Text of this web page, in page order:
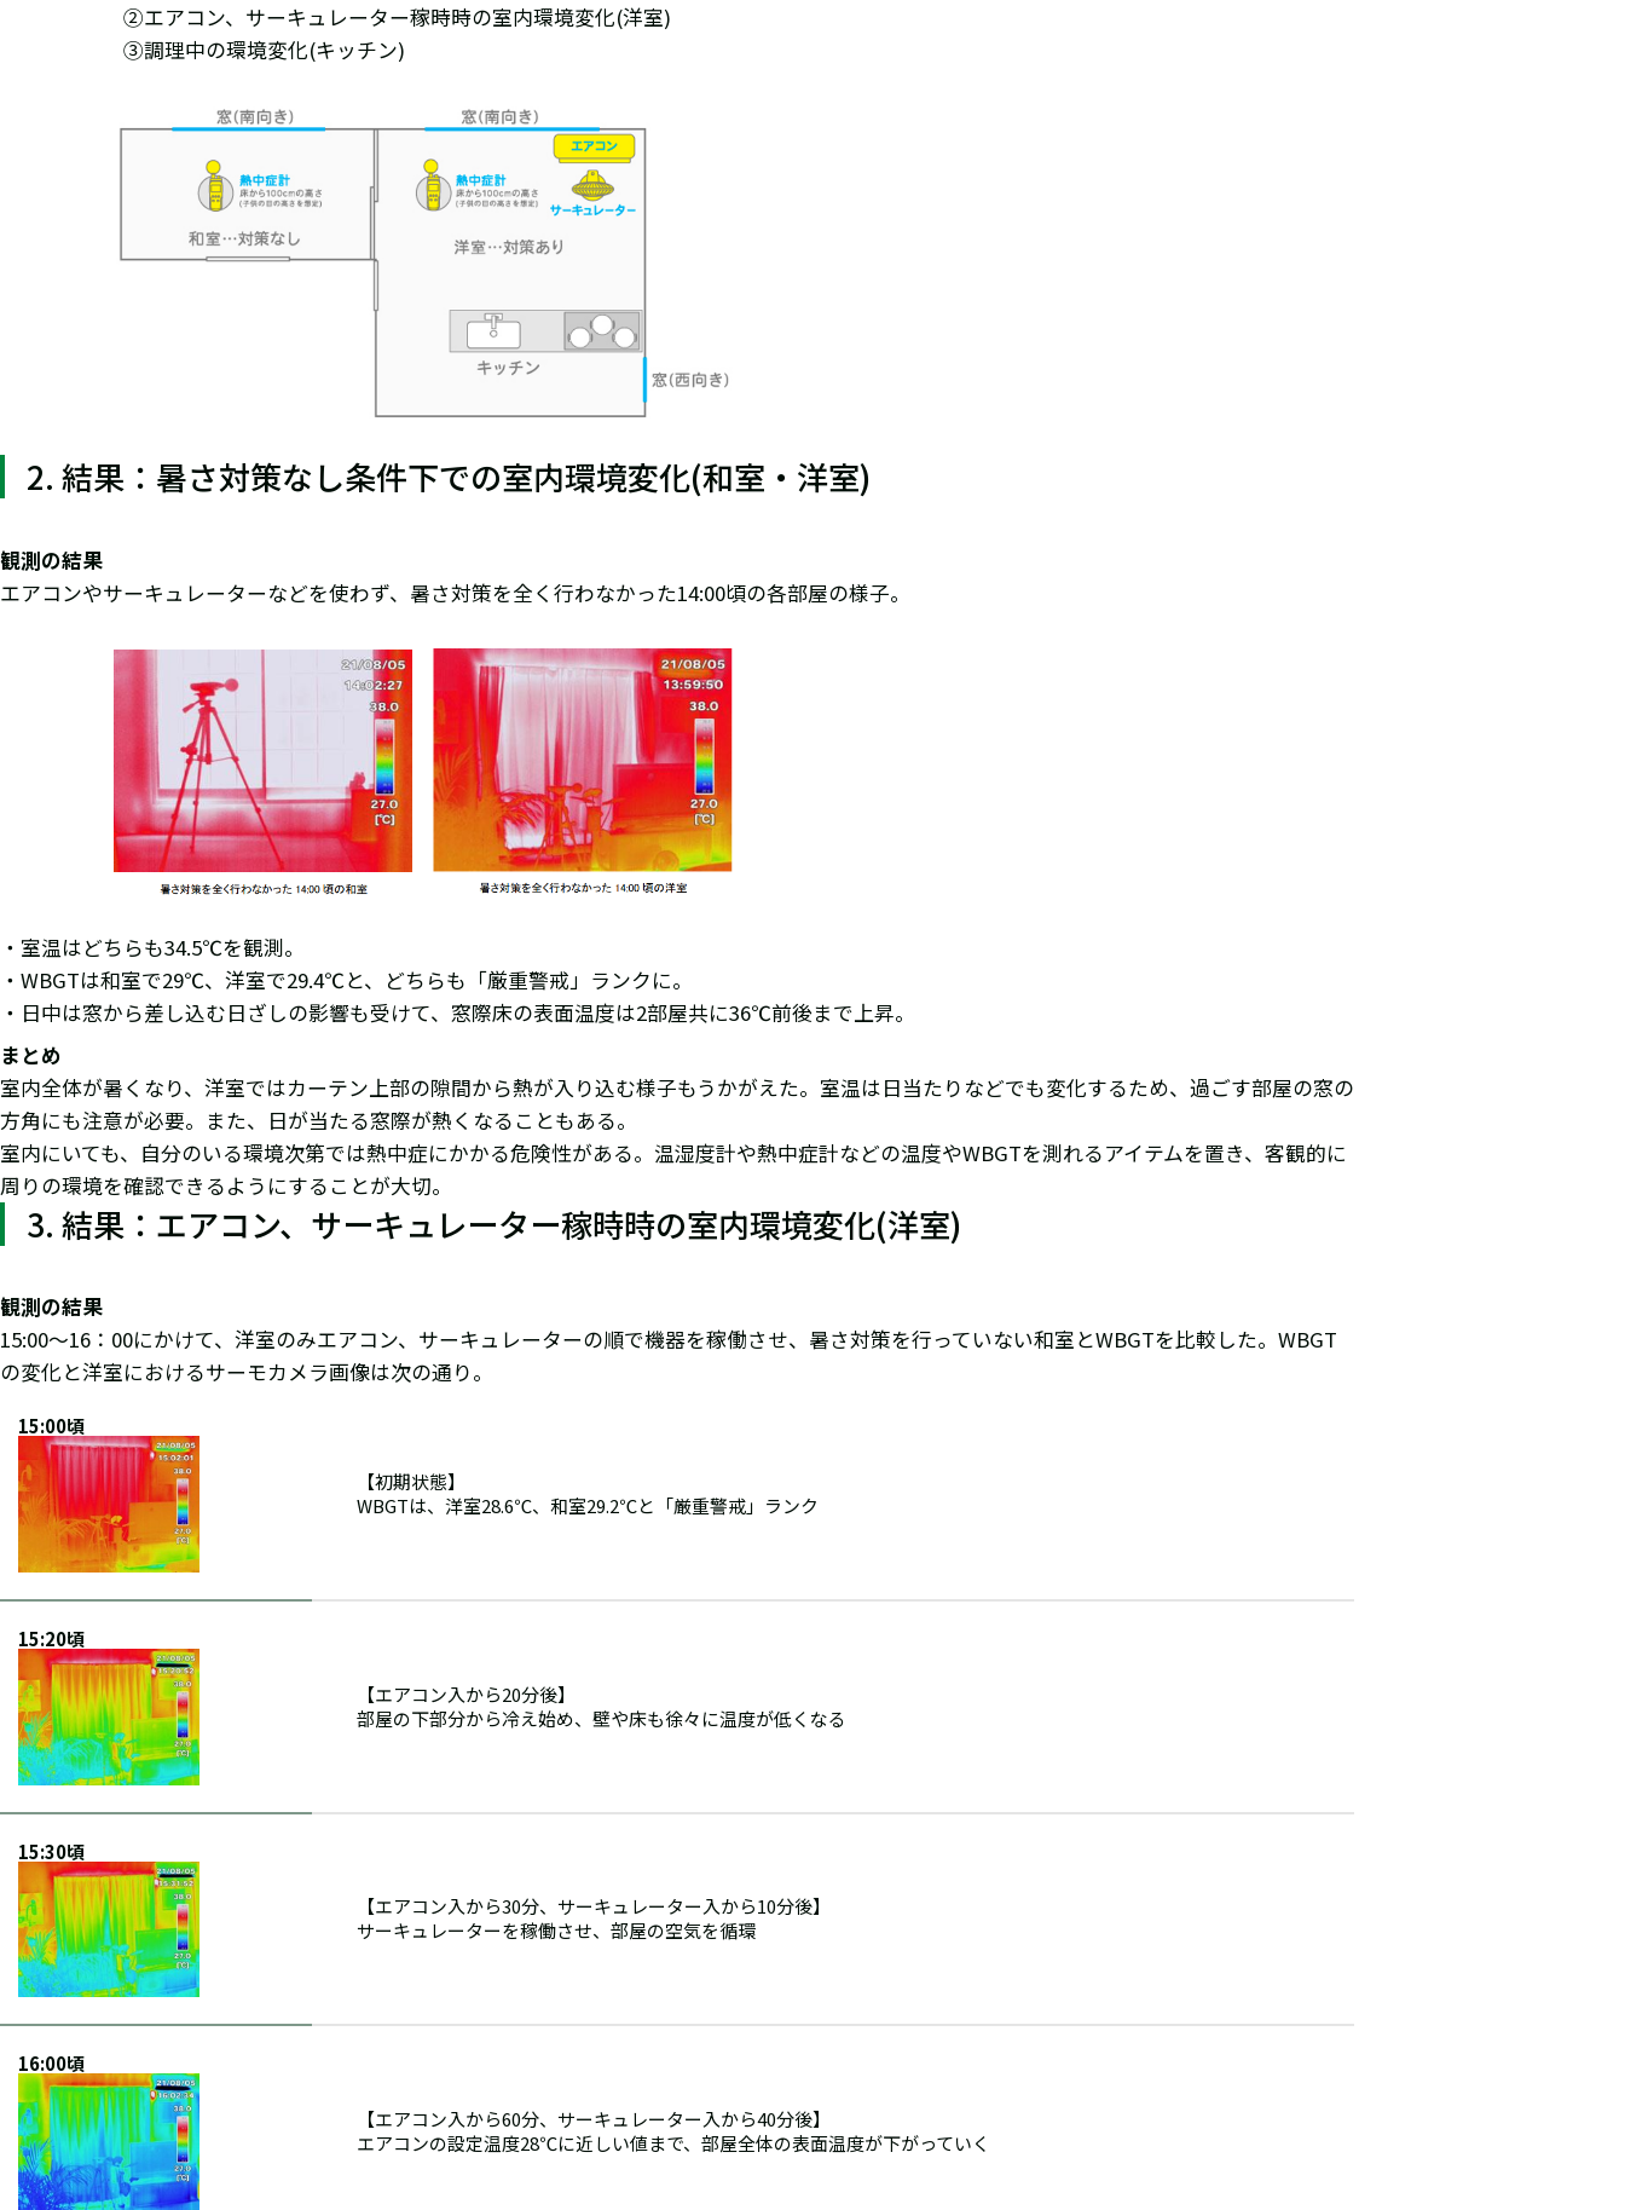
②エアコン、サーキュレーター稼時時の室内環境変化(洋室)
③調理中の環境変化(キッチン)
2. 結果：暑さ対策なし条件下での室内環境変化(和室・洋室)
観測の結果
エアコンやサーキュレーターなどを使わず、暑さ対策を全く行わなかった14:00頃の各部屋の様子。
・室温はどちらも34.5℃を観測。
・WBGTは和室で29℃、洋室で29.4℃と、どちらも「厳重警戒」ランクに。
・日中は窓から差し込む日ざしの影響も受けて、窓際床の表面温度は2部屋共に36℃前後まで上昇。
まとめ
室内全体が暑くなり、洋室ではカーテン上部の隙間から熱が入り込む様子もうかがえた。室温は日当たりなどでも変化するため、過ごす部屋の窓の
方角にも注意が必要。また、日が当たる窓際が熱くなることもある。
室内にいても、自分のいる環境次第では熱中症にかかる危険性がある。温湿度計や熱中症計などの温度やWBGTを測れるアイテムを置き、客観的に
周りの環境を確認できるようにすることが大切。
3. 結果：エアコン、サーキュレーター稼時時の室内環境変化(洋室)
観測の結果
15:00～16：00にかけて、洋室のみエアコン、サーキュレーターの順で機器を稼働させ、暑さ対策を行っていない和室とWBGTを比較した。WBGT
の変化と洋室におけるサーモカメラ画像は次の通り。
15:00頃
【初期状態】
WBGTは、洋室28.6℃、和室29.2℃と「厳重警戒」ランク
15:20頃
【エアコン入から20分後】
部屋の下部分から冷え始め、壁や床も徐々に温度が低くなる
15:30頃
【エアコン入から30分、サーキュレーター入から10分後】
サーキュレーターを稼働させ、部屋の空気を循環
16:00頃
【エアコン入から60分、サーキュレーター入から40分後】
エアコンの設定温度28℃に近しい値まで、部屋全体の表面温度が下がっていく